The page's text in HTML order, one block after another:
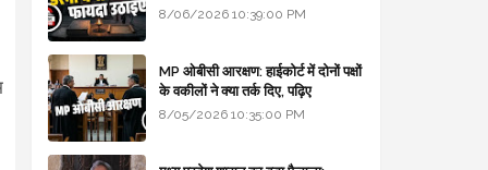
8/06/2026 10:39:00 PM
MP ओबीसी आरक्षण: हाईकोर्ट में दोनों पक्षों
के वकीलों ने क्या तर्क दिए, पढ़िए
8/05/2026 10:35:00 PM